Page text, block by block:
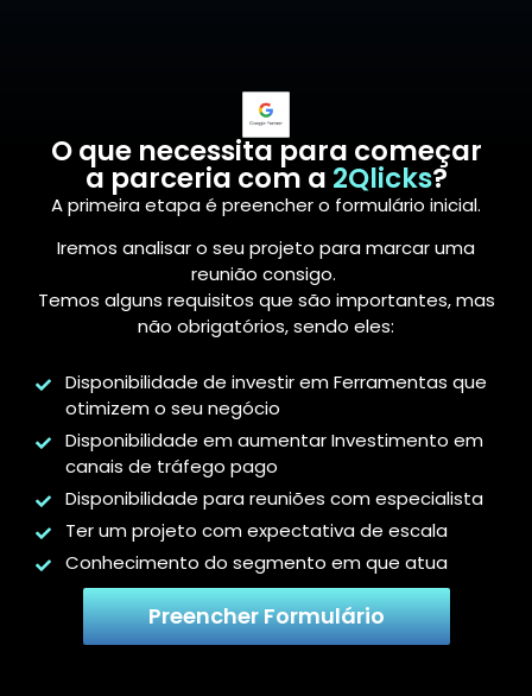
O que necessita para começar
a parceria com a 2Qlicks?
A primeira etapa é preencher o formulário inicial.
Iremos analisar o seu projeto para marcar uma
reunião consigo.
Temos alguns requisitos que são importantes, mas
não obrigatórios, sendo eles:
Disponibilidade de investir em Ferramentas que
otimizem o seu negócio
Disponibilidade em aumentar Investimento em
canais de tráfego pago
Disponibilidade para reuniões com especialista
Ter um projeto com expectativa de escala
Conhecimento do segmento em que atua
Preencher Formulário